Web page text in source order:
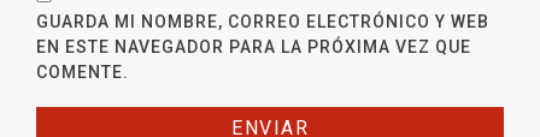
GUARDA MI NOMBRE, CORREO ELECTRÓNICO Y WEB
EN ESTE NAVEGADOR PARA LA PRÓXIMA VEZ QUE
COMENTE.